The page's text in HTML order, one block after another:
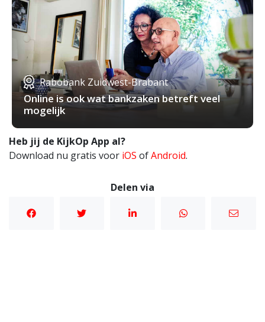
Rabobank Zuidwest-Brabant
Online is ook wat bankzaken betreft veel
mogelijk
Heb jij de KijkOp App al?
Download nu gratis voor iOS ofAndroid.
Delen via